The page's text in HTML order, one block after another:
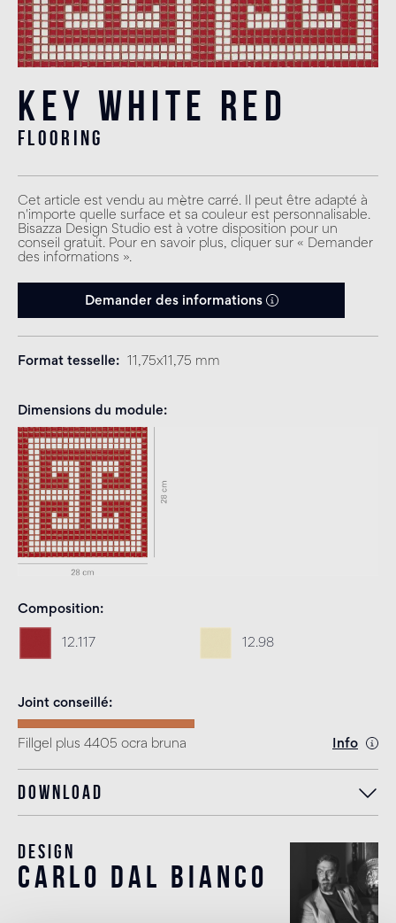
Key White Red
flooring
Cet article est vendu au mètre carré. Il peut être adapté à
n'importe quelle surface et sa couleur est personnalisable.
Bisazza Design Studio est à votre disposition pour un
conseil gratuit. Pour en savoir plus, cliquer sur « Demander
des informations ».
Demander des informations
Format tesselle 11,75x11,75 mm
Dimensions du module
Composition
12.117 12.98
Joint conseillé
Fillgel plus 4405 ocra bruna Info
Download
Design
carlo dal bianco